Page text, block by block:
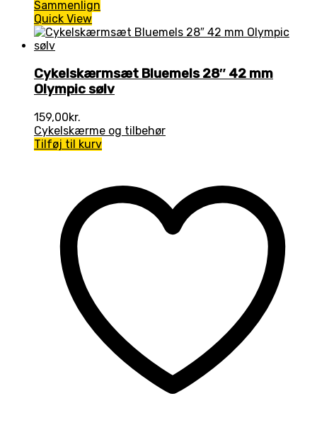
Sammenlign
Quick View
Cykelskærmsæt Bluemels 28″ 42 mm
Olympic sølv
159,00kr.
Cykelskærme og tilbehør
Tilføj til kurv